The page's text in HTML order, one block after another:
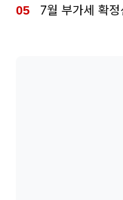
7월 부가세 확정